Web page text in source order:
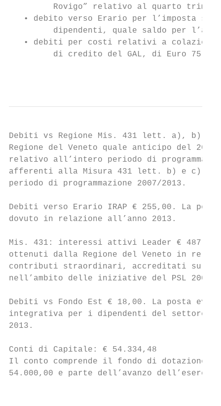
Rovigo” relativo al quarto
• debito verso Erario per l’imposta
dipendenti, quale saldo per
• debiti per costi relativi a
         di credito del GAL, di Euro 75,03.
Debiti vs Regione Mis. 431 lett. a), b) e
Regione del Veneto quale anticipo del
relativo all’intero periodo di
afferenti alla Misura 431 lett. b) e c) del
periodo di programmazione 2007/2013.
Debiti verso Erario IRAP € 255,00. La
dovuto in relazione all’anno 2013.
Mis. 431: interessi attivi Leader €
ottenuti dalla Regione del Veneto in
contributi straordinari, accreditati sul c/c
nell’ambito delle iniziative del PSL 2007/
Debiti vs Fondo Est € 18,00. La posta
integrativa per i dipendenti del settore
2013.
Conti di Capitale: € 54.334,48
Il conto comprende il fondo di dotazione
54.000,00 e parte dell’avanzo